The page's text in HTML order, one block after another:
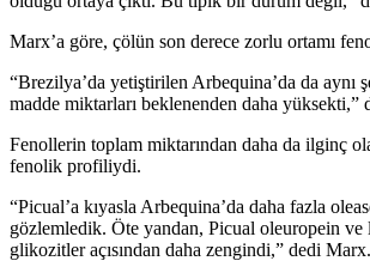
Marx’a göre, çölün son derece zorlu ortamı
“Brezilya’da yetiştirilen Arbequina’da da aynı
madde miktarları beklenenden daha yüksekti,”
Fenollerin toplam miktarından daha da ilginç
fenolik profiliydi.
“Picual’a kıyasla Arbequina’da daha fazla
gözlemledik. Öte yandan, Picual oleuropein ve
glikozitler açısından daha zengindi,” dedi Marx.